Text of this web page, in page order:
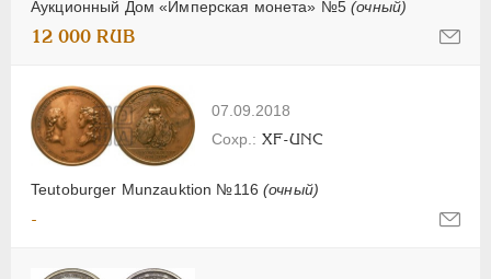
Аукционный Дом «Имперская монета» №5(очный)
12 000 RUB
07.09.2018
Teutoburger Munzauktion №116(очный)
XF-UNC
-